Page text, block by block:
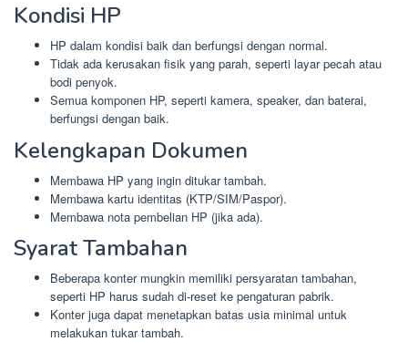
Kondisi HP
HP dalam kondisi baik dan berfungsi dengan normal.
Tidak ada kerusakan fisik yang parah, seperti layar pecah atau
bodi penyok.
Semua komponen HP, seperti kamera, speaker, dan baterai,
berfungsi dengan baik.
Kelengkapan Dokumen
Membawa HP yang ingin ditukar tambah.
Membawa kartu identitas (KTP/SIM/Paspor).
Membawa nota pembelian HP (jika ada).
Syarat Tambahan
Beberapa konter mungkin memiliki persyaratan tambahan,
seperti HP harus sudah di-reset ke pengaturan pabrik.
Konter juga dapat menetapkan batas usia minimal untuk
melakukan tukar tambah.